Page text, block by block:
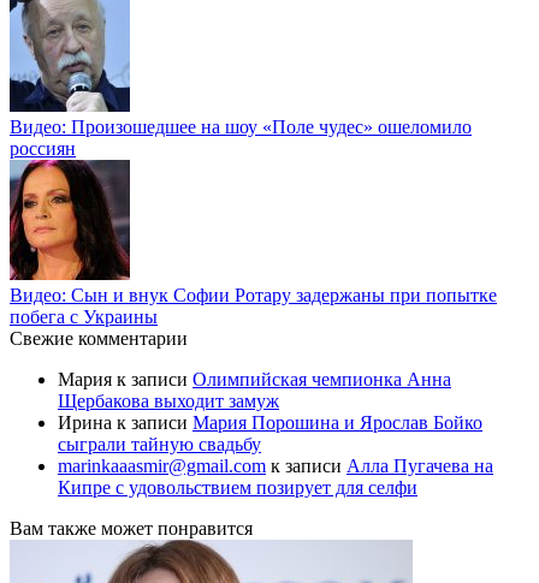
Видео: Произошедшее на шоу «Поле чудес» ошеломило
россиян
Видео: Сын и внук Софии Ротару задержаны при попытке
побега с Украины
Свежие комментарии
Мария к записи Олимпийская чемпионка Анна
Щербакова выходит замуж
Ирина к записи Мария Порошина и Ярослав Бойко
сыграли тайную свадьбу
marinkaaasmir@gmail.com к записи Алла Пугачева на
Кипре с удовольствием позирует для селфи
Вам также может понравится